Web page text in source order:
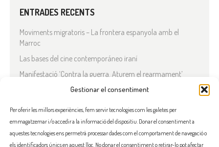
Gestionar el consentiment
Per oferir les millors experiències, fem servir tecnologies com les galetes per
emmagatzemar i/o accedir a la informació del dispositiu. Donar el consentiment a
aquestes tecnologies ens permetrà processar dades com el comportament de navegació o
els identificadors únics en aquest lloc. No donar el consentiment o retirar-lo pot afectar
ENTRADES RECENTS
Moviments migratoris – La frontera espanyola amb el
Marroc
Las bases del cine contemporáneo iraní
Manifestació ‘Contra la guerra. Aturem el rearmament’
En solidaritat amb el Líban
Què està passant a l’Iran?
COMENTARIS RECENTS